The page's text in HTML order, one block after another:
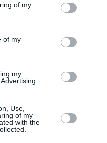
of my
of my
my
Use,
of my
with the
-Τόσκα